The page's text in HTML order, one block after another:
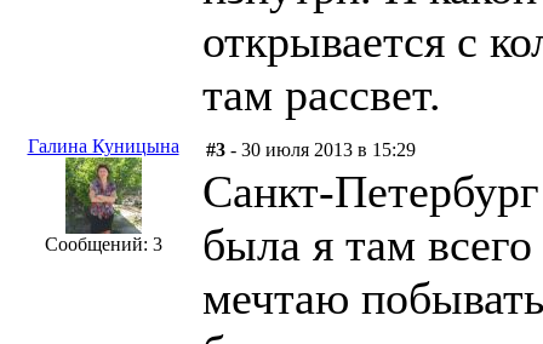
открывается с
там рассвет.
Галина Куницына
Сообщений: 3
#3 - 30 июля 2013 в 15:29
Санкт-
была я там
мечтаю